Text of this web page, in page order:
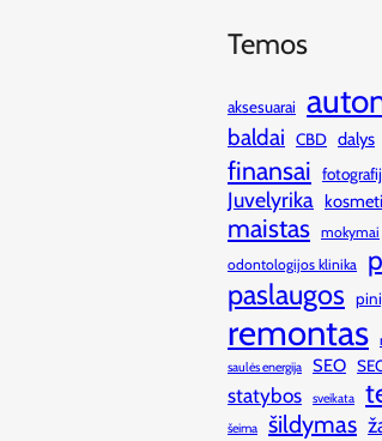
Temos
aksesuarai
baldai CBD dalys
finansai
Juvelyrika
maistas mokymai
odontologijos klinika
paslaugos
remontas
saulės energija
SEO
statybos sveikata
šeima šildymas